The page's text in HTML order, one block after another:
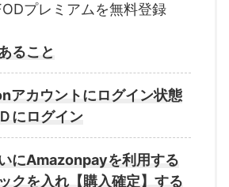
プレミアムを無料登録
ること
アカウントにログイン状態
にログイン
にAmazonpayを利用する
クを入れ【購入確定】する